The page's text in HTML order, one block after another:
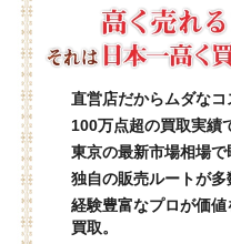
直営店だからムダなコ
100万点超の買取実績
東京の最新市場相場で
独自の販売ルートが多
経験豊富なプロが価
買取。